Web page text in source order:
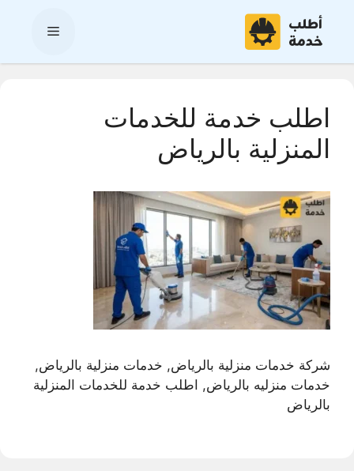
المحتوى
القائمة
اطلب خدمة للخدمات
المنزلية بالرياض
شركة خدمات منزلية بالرياض, خدمات منزلية بالرياض,
خدمات منزليه بالرياض, اطلب خدمة للخدمات المنزلية
بالرياض